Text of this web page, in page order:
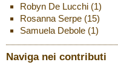
Robyn De Lucchi(1)
Rosanna Serpe(15)
Samuela Debole(1)
Naviga nei contributi